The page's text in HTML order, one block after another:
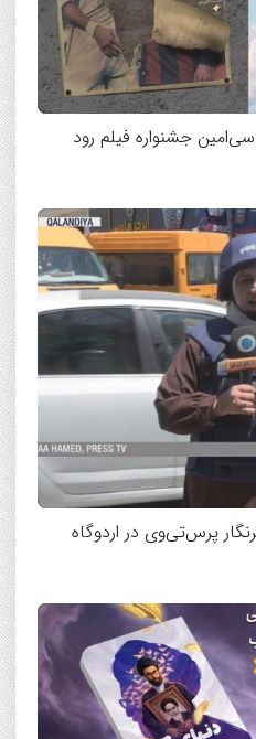
جشنواره فیلم رود
پرس‌تی‌وی در اردوگاه